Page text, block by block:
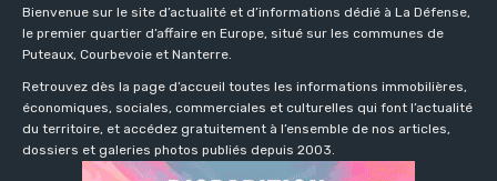
Bienvenue sur le site d’actualité et d’informations dédié à La Défense,
le premier quartier d’affaire en Europe, situé sur les communes de
Puteaux, Courbevoie et Nanterre.
Retrouvez dès la page d’accueil toutes les informations immobilières,
économiques, sociales, commerciales et culturelles qui font l’actualité
du territoire, et accédez gratuitement à l’ensemble de nos articles,
dossiers et galeries photos publiés depuis 2003.